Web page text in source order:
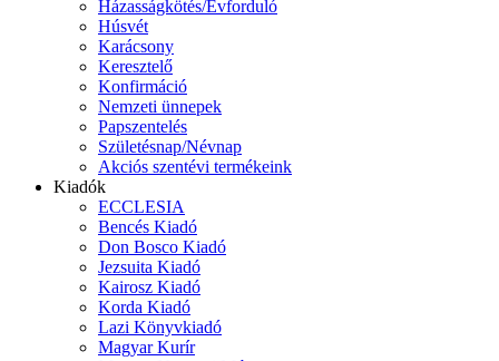
Házasságkötés/Évforduló
Húsvét
Karácsony
Keresztelő
Konfirmáció
Nemzeti ünnepek
Papszentelés
Születésnap/Névnap
Akciós szentévi termékeink
Kiadók
ECCLESIA
Bencés Kiadó
Don Bosco Kiadó
Jezsuita Kiadó
Kairosz Kiadó
Korda Kiadó
Lazi Könyvkiadó
Magyar Kurír